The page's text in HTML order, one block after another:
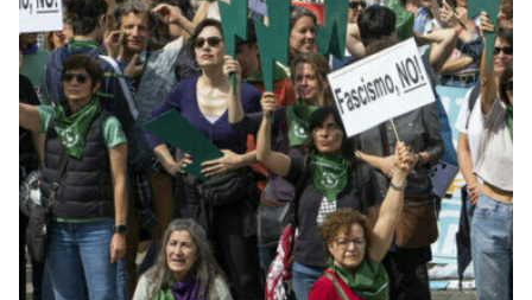
Regionen:
Schlagwörter:
Europa Viva 24